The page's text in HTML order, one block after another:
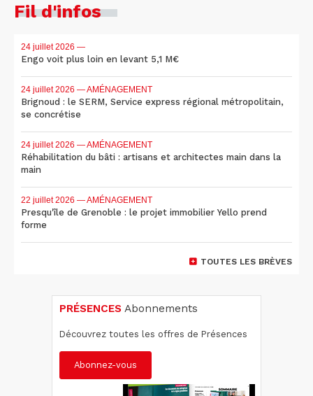
Fil d'infos
24 juillet 2026 —
Engo voit plus loin en levant 5,1 M€
24 juillet 2026 — AMÉNAGEMENT
Brignoud : le SERM, Service express régional métropolitain,
se concrétise
24 juillet 2026 — AMÉNAGEMENT
Réhabilitation du bâti : artisans et architectes main dans la
main
22 juillet 2026 — AMÉNAGEMENT
Presqu'île de Grenoble : le projet immobilier Yello prend
forme
TOUTES LES BRÈVES
PRÉSENCES Abonnements
Découvrez toutes les offres de Présences
Abonnez-vous